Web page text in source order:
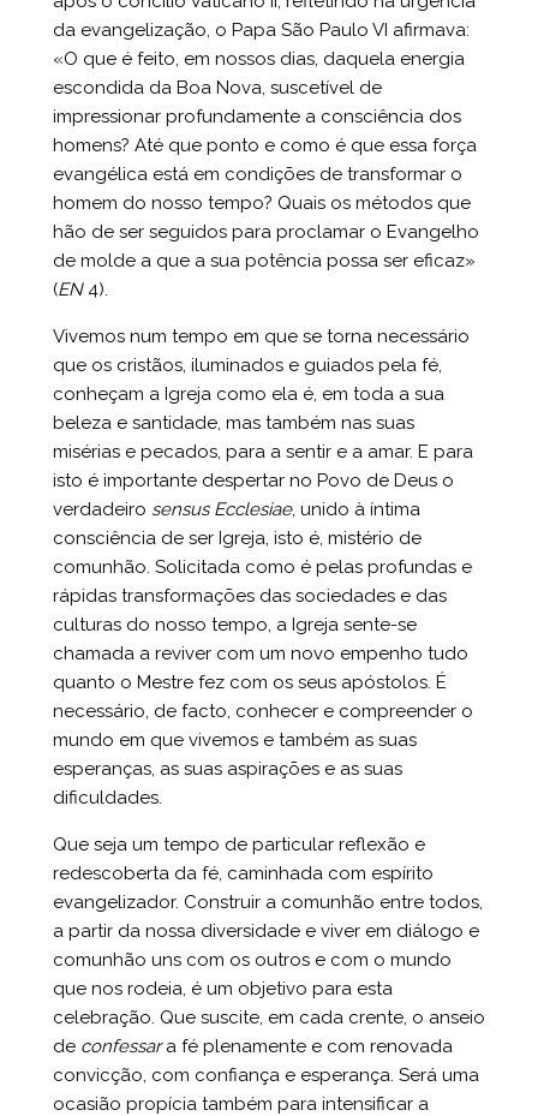
da evangelização, o Papa São Paulo VI afirmava:
«O que é feito, em nossos dias, daquela energia
escondida da Boa Nova, suscetível de
impressionar profundamente a consciência dos
homens? Até que ponto e como é que essa força
evangélica está em condições de transformar o
homem do nosso tempo? Quais os métodos que
hão de ser seguidos para proclamar o Evangelho
de molde a que a sua potência possa ser eficaz»
(EN4).
Vivemos num tempo em que se torna necessário
que os cristãos, iluminados e guiados pela fé,
conheçam a Igreja como ela é, em toda a sua
beleza e santidade, mas também nas suas
misérias e pecados, para a sentir e a amar. E para
isto é importante despertar no Povo de Deus o
verdadeiro sensus Ecclesiae, unido à íntima
consciência de ser Igreja, isto é, mistério de
comunhão. Solicitada como é pelas profundas e
rápidas transformações das sociedades e das
culturas do nosso tempo, a Igreja sente-se
chamada a reviver com um novo empenho tudo
quanto o Mestre fez com os seus apóstolos. É
necessário, de facto, conhecer e compreender o
mundo em que vivemos e também as suas
esperanças, as suas aspirações e as suas
dificuldades.
Que seja um tempo de particular reflexão e
redescoberta da fé, caminhada com espírito
evangelizador. Construir a comunhão entre todos,
a partir da nossa diversidade e viver em diálogo e
comunhão uns com os outros e com o mundo
que nos rodeia, é um objetivo para esta
celebração. Que suscite, em cada crente, o anseio
de confessara fé plenamente e com renovada
convicção, com confiança e esperança. Será uma
ocasião propícia também para intensificar a